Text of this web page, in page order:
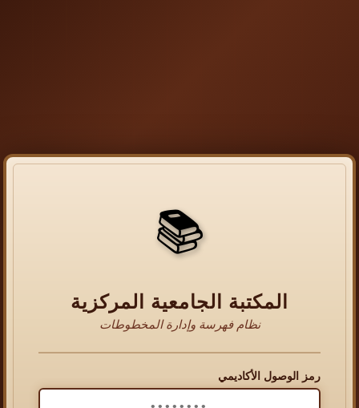
📚
المكتبة الجامعية المركزية
نظام فهرسة وإدارة المخطوطات
رمز الوصول الأكاديمي